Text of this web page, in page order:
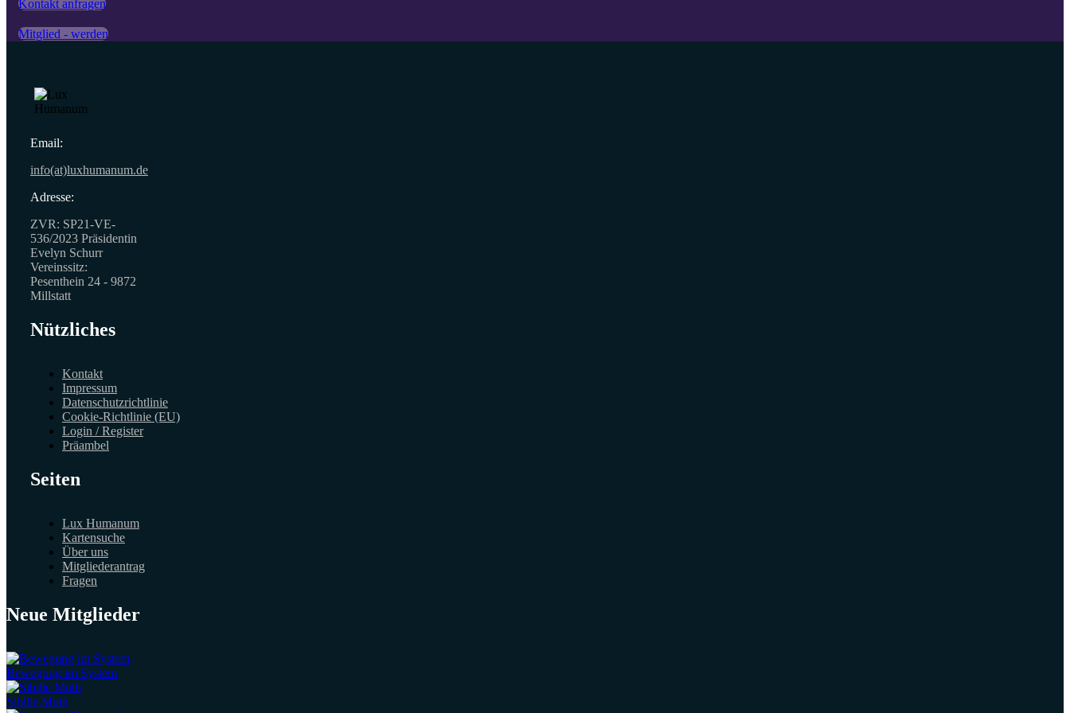
Kontakt anfragen
Mitglied - werden
Email:
info(at)luxhumanum.de
Adresse:
ZVR: SP21-VE-
536/2023 Präsidentin
Evelyn Schurr
Vereinssitz:
Pesenthein 24 - 9872
Millstatt
Nützliches
Kontakt
Impressum
Datenschutzrichtlinie
Cookie-Richtlinie (EU)
Login / Register
Präambel
Seiten
Lux Humanum
Kartensuche
Über uns
Mitgliederantrag
Fragen
Neue Mitglieder
Bewegung im System
Sibille Muth